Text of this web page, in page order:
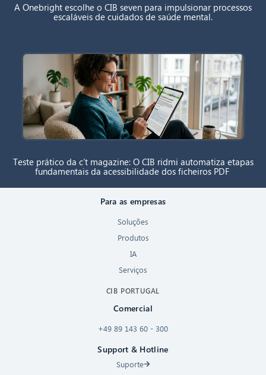
A Onebright escolhe o CIB seven para impulsionar processos
escaláveis de cuidados de saúde mental.
Teste prático da c’t magazine: O CIB ridmi automatiza etapas
fundamentais da acessibilidade dos ficheiros PDF
Para as empresas
Soluções
Produtos
IA
Serviços
CIB PORTUGAL
Comercial
+49 89 143 60 - 300
Support & Hotline
Suporte